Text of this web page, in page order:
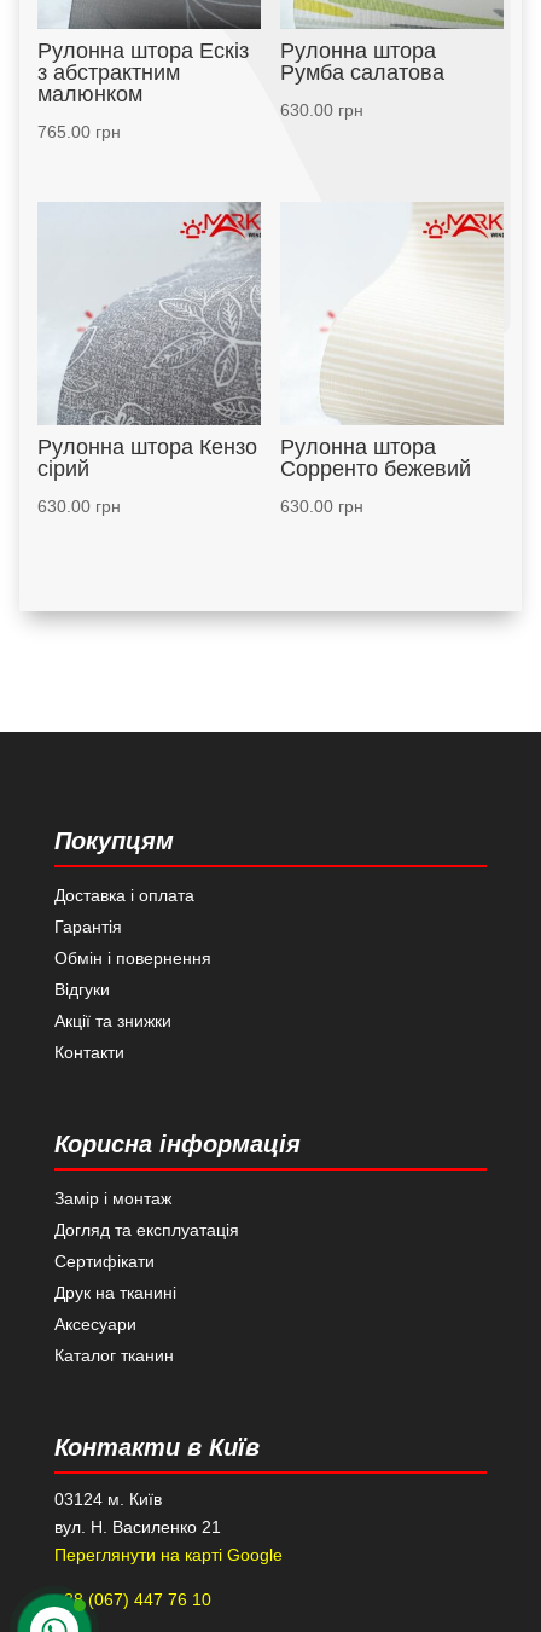
Рулонна штора Ескіз
з абстрактним
малюнком
765.00грн
Рулонна штора
Румба салатова
630.00грн
Рулонна штора Кензо
сірий
630.00грн
Рулонна штора
Сорренто бежевий
630.00грн
Покупцям
Доставка і оплата
Гарантія
Обмін і повернення
Відгуки
Акції та знижки
Контакти
Корисна інформація
Замір і монтаж
Догляд та експлуатація
Сертифікати
Друк на тканині
Аксесуари
Каталог тканин
Контакти в Київ
03124 м. Київ
вул. Н. Василенко 21
Переглянути на карті Google
+38 (067) 447 76 10